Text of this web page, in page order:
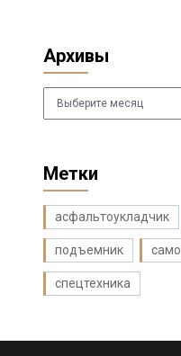
Архивы
Архивы
Метки
асфальтоукладчик
подъемник
спецтехника